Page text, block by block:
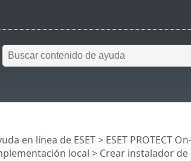
en línea de ESET> ESET PROTECT
local > Crear instalador